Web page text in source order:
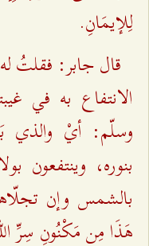
لِلإيمَانِ.
قال جابر: فقلتُ
الانتفاع به في
وسلّم: أيْ والذي
بنوره، وينتفعون
بالشمس وإن
هَذَا مِن مَكْنُونِ سِرِّ